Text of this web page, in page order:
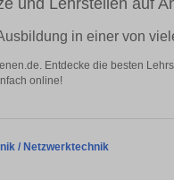
und Lehrstellen auf
in einer von
Entdecke die besten
online!
/ Netzwerktechnik